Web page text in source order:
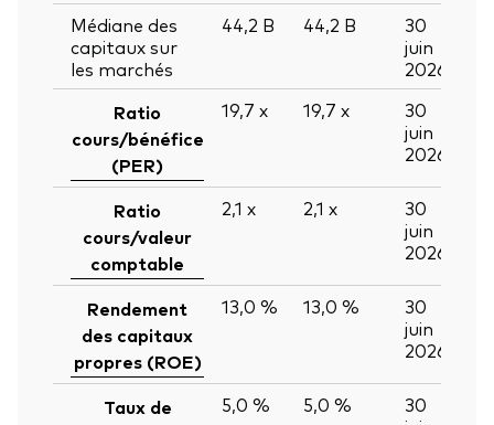
Médiane des
capitaux sur
les marchés
44,2 B 44,2 B
30
juin
2026
Ratio
cours/bénéfice
(PER)
19,7 x 19,7 x
30
juin
2026
Ratio
cours/valeur
comptable
2,1 x 2,1 x
30
juin
2026
Rendement
des capitaux
propres (ROE)
13,0 % 13,0 %
30
juin
2026
Taux de
5,0 % 5,0 %
30